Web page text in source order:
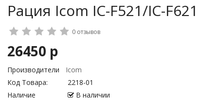
Рация Icom IC-F521/IC-F621
0 отзывов
26450 р
Производители
Icom
Код Товара:
2218-01
Наличие
В наличии